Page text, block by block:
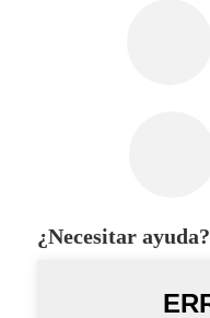
¿Necesitar ayuda?